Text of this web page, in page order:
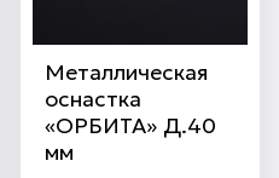
Металлическая
оснастка
«ОРБИТА» Д.40
мм